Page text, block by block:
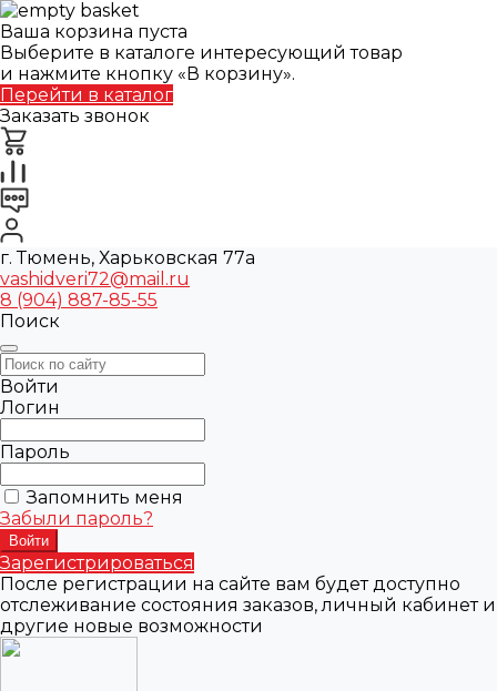
Ваша корзина пуста
Выберите в каталоге интересующий товар
и нажмите кнопку «В корзину».
Перейти в каталог
Заказать звонок
г. Тюмень, Харьковская 77а
vashidveri72@mail.ru
8 (904) 887-85-55
Поиск
Войти
Логин
Пароль
Запомнить меня
Забыли пароль?
Зарегистрироваться
После регистрации на сайте вам будет доступно
отслеживание состояния заказов, личный кабинет и
другие новые возможности